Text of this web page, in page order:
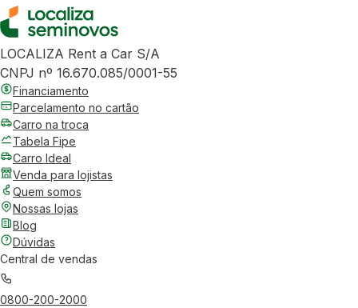
LOCALIZA Rent a Car S/A
CNPJ nº 16.670.085/0001-55
Financiamento
Parcelamento no cartão
Carro na troca
Tabela Fipe
Carro Ideal
Venda para lojistas
Quem somos
Nossas lojas
Blog
Dúvidas
Central de vendas
0800-200-2000